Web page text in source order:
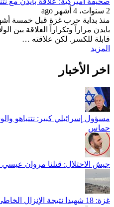
2 سنوات، 4 أشهر ago
منذ بداية حرب غزة قبل خمسة
بايدن مراراً وتكراراً العلاقة بين
قابلة للكسر. لكن علاقته …
المزيد
اخر الأخبار
مسؤول إسرائيلي كبير: نتنياهو
حماس
جيش الاحتلال: قتلنا مروان
غزة: 18 شهيدا نتيجة الإنزال الخاطئ للمساعدات برا وبحرا